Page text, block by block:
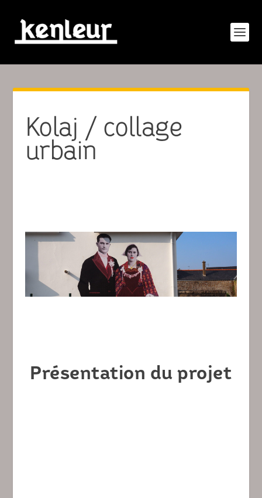
Kolaj / collage
urbain
Présentation du projet